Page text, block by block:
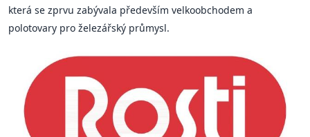
která se zprvu zabývala především velkoobchodem a
polotovary pro železářský průmysl.